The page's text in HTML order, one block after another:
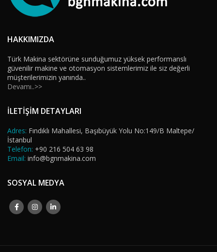
HAKKIMIZDA
Türk Makina sektörüne sunduğumuz yüksek performanslı
güvenilir makine ve otomasyon sistemlerimiz ile siz değerli
müşterilerimizin yanında..
Devamı..>>
İLETİŞİM DETAYLARI
Adres: Fındıklı Mahallesi, Başıbüyük Yolu No:149/B Maltepe/
İstanbul
Telefon: +90 216 504 63 98
Email: info@bgnmakina.com
SOSYAL MEDYA